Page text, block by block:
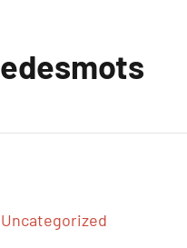
Uncategorized